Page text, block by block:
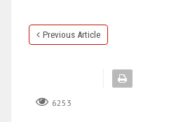
Previous Article
6253